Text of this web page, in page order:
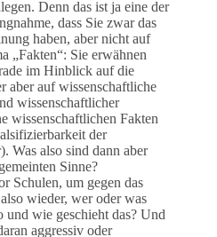
Denn das ist ja eine der
dass Sie zwar das
haben, aber nicht auf
„Fakten“: Sie erwähnen
im Hinblick auf die
aber auf wissenschaftliche
wissenschaftlicher
wissenschaftlichen Fakten
der
Was also sind dann aber
Sinne?
Schulen, um gegen das
wieder, wer oder was
wie geschieht das? Und
aggressiv oder